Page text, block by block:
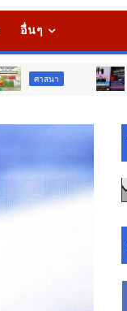
อื่นๆ
การศึกษา